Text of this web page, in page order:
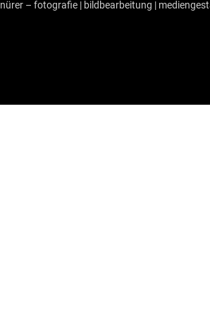
– fotografie | bildbearbeitung |